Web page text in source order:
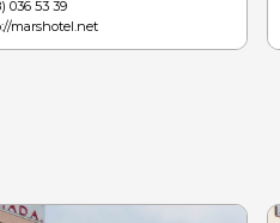
036 53 39
marshotel.net